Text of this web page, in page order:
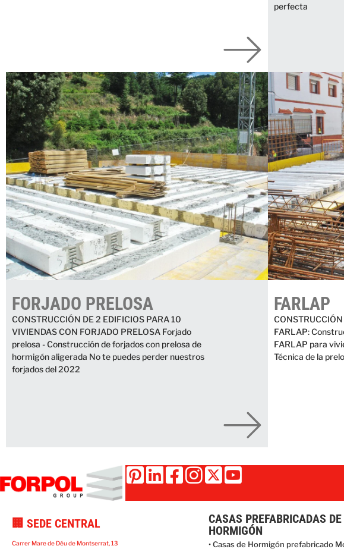
perfecta
FORJADO PRELOSA
CONSTRUCCIÓN DE 2 EDIFICIOS PARA 10
VIVIENDAS CON FORJADO PRELOSA Forjado
prelosa - Construcción de forjados con prelosa de
hormigón aligerada No te puedes perder nuestros
forjados del 2022
FARLAP
FARLAP:
FARLAP para
Técnica de la
🏢 SEDE CENTRAL
Carrer Mare de Déu de Montserrat, 13
CASAS PREFABRICADAS DE
HORMIGÓN
• Casas de Hormigón prefabricado